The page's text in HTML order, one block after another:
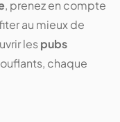
, prenez en compte
au mieux de
lespubs
chaque